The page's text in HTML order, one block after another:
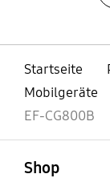
Startseite
Mobilgeräte
EF-CG800B
Shop